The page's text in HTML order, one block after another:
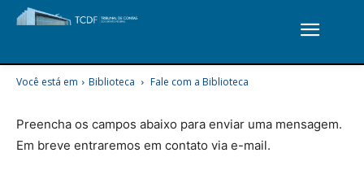
Você está em Biblioteca Fale com a Biblioteca
Preencha os campos abaixo para enviar uma mensagem.
Em breve entraremos em contato via e-mail.